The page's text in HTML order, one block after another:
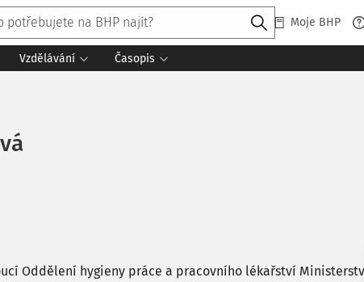
Moje BHP
Vzdělávání Časopis
Oddělení hygieny práce a pracovního lékařství